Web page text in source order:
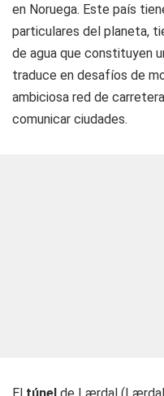
en Noruega. Este país
particulares del planeta,
de agua que constituyen
traduce en desafíos de
ambiciosa red de
comunicar ciudades.